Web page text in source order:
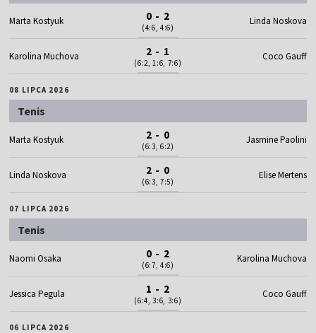
Marta Kostyuk 0 - 2
(4:6, 4:6)
Linda Noskova
Karolina Muchova 2 - 1
(6:2, 1:6, 7:6)
Coco Gauff
08 LIPCA 2026
Tenis
Marta Kostyuk 2 - 0
(6:3, 6:2)
Jasmine Paolini
Linda Noskova 2 - 0
(6:3, 7:5)
Elise Mertens
07 LIPCA 2026
Tenis
Naomi Osaka 0 - 2
(6:7, 4:6)
Karolina Muchova
Jessica Pegula 1 - 2
(6:4, 3:6, 3:6)
Coco Gauff
06 LIPCA 2026